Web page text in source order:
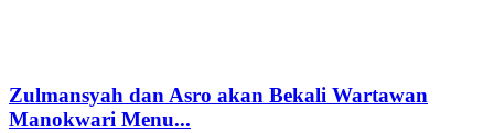
Zulmansyah dan Asro akan Bekali Wartawan
Manokwari Menu...